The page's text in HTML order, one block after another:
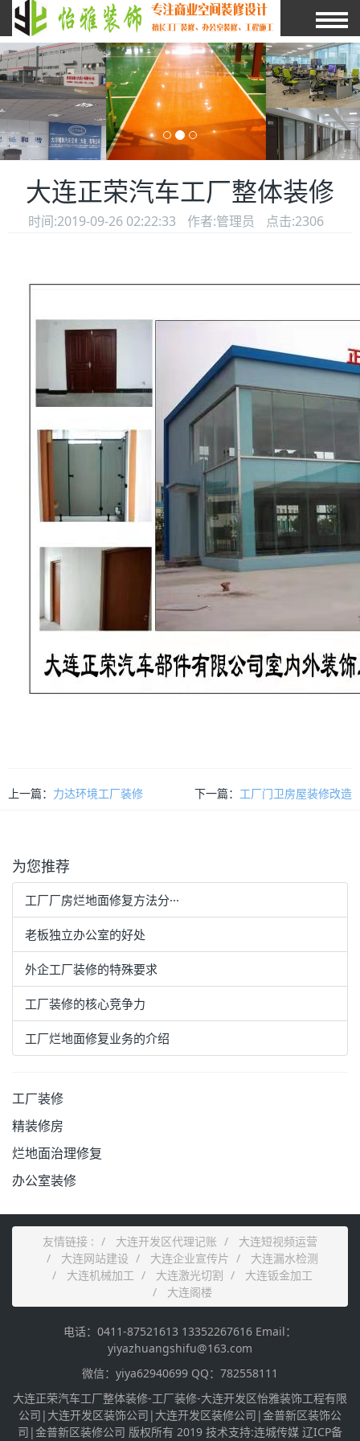
大连正荣汽车工厂整体装修
时间:2019-09-26 02:22:33 作者:管理员 点击:2306
下一篇： 工厂门卫房屋装修改造
上一篇： 力达环境工厂装修
为您推荐
工厂厂房烂地面修复方法分···
老板独立办公室的好处
外企工厂装修的特殊要求
工厂装修的核心竞争力
工厂烂地面修复业务的介绍
工厂装修
精装修房
烂地面治理修复
办公室装修
友情链接 : 大连开发区代理记账
大连短视频运营
大连网站建设
大连企业宣传片
大连漏水检测
大连机械加工
大连激光切割
大连钣金加工
大连阁楼
电话：0411-87521613 13352267616 Email：
yiyazhuangshifu@163.com
微信：yiya62940699 QQ：782558111
大连正荣汽车工厂整体装修-工厂装修-大连开发区怡雅装饰工程有限
公司|大连开发区装饰公司|大连开发区装修公司|金普新区装饰公
司|金普新区装修公司 版权所有 2019 技术支持:连城传媒 辽ICP备